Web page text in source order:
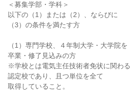
＜募集学部・学科＞
以下の（1）または（2）、ならびに
（3）の条件を満たす方
（1）専門学校、４年制大学・大学院を
卒業・修了見込みの方
※学校とは電気主任技術者免状に関わる
認定校であり、且つ単位を全て
取得していること。